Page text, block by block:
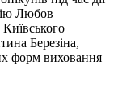
Любов
Березіна,
форм виховання